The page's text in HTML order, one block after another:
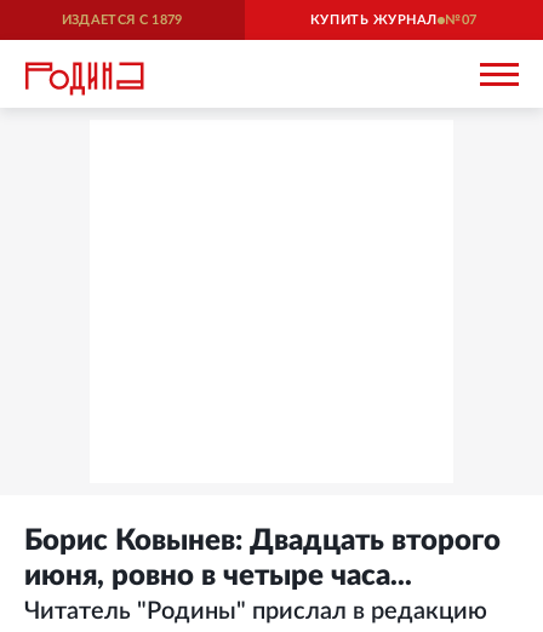
ИЗДАЕТСЯ С 1879 КУПИТЬ ЖУРНАЛ 07
Борис Ковынев: Двадцать второго
июня, ровно в четыре часа...
Читатель "Родины" прислал в редакцию